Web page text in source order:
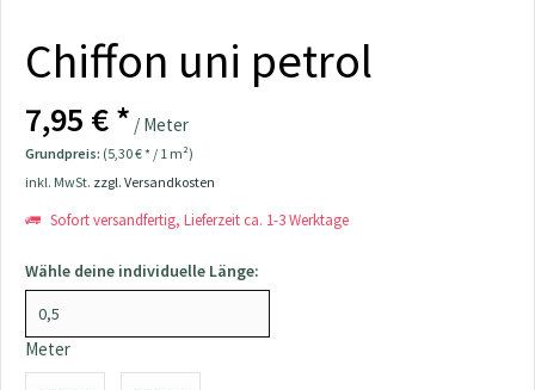
Chiffon uni petrol
7,95 € * / Meter
Grundpreis: (5,30 € * / 1 m²)
inkl. MwSt. zzgl. Versandkosten
Sofort versandfertig, Lieferzeit ca. 1-3 Werktage
Wähle deine individuelle Länge:
Meter